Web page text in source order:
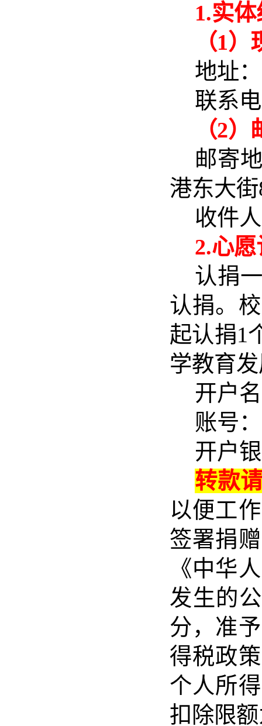
1.实
（1
地址
联系
（2
邮寄
港东大街
收件
2.心
认捐
认捐。
起认捐1
学教育
开户
账号：
开户
转款
以便工
签署捐
《中华
发生的
分，准
得税政
个人所
扣除限